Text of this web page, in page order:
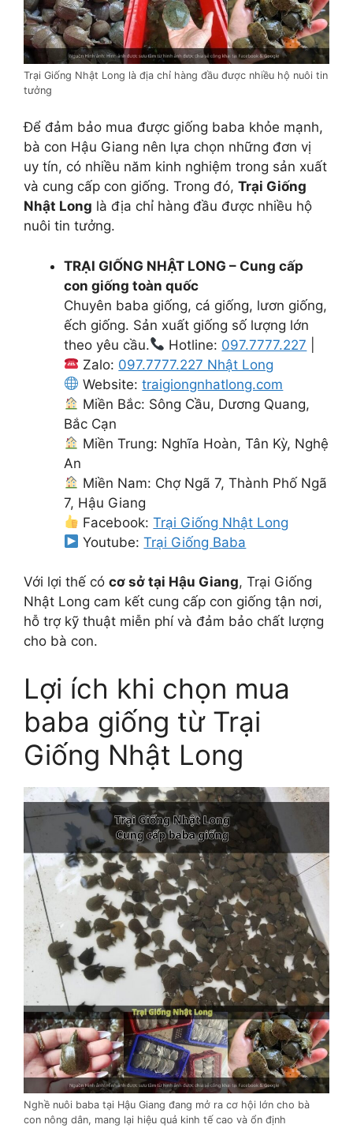
Trại Giống Nhật Long là địa chỉ hàng đầu được nhiều hộ nuôi tin
tưởng
Để đảm bảo mua được giống baba khỏe mạnh,
bà con Hậu Giang nên lựa chọn những đơn vị
uy tín, có nhiều năm kinh nghiệm trong sản xuất
và cung cấp con giống. Trong đó, Trại Giống
Nhật Long là địa chỉ hàng đầu được nhiều hộ
nuôi tin tưởng.
TRẠI GIỐNG NHẬT LONG – Cung cấp
con giống toàn quốc
Chuyên baba giống, cá giống, lươn giống,
ếch giống. Sản xuất giống số lượng lớn
theo yêu cầu.
Hotline: 097.7777.227
Zalo: 097.7777.227 Nhật Long
Website:traigiongnhatlong.com
Miền Bắc: Sông Cầu, Dương Quang,
Bắc Cạn
Miền Trung: Nghĩa Hoàn, Tân Kỳ, Nghệ
An
Miền Nam: Chợ Ngã 7, Thành Phố Ngã
7, Hậu Giang
Facebook:Trại Giống Nhật Long
Youtube:Trại Giống Baba
Với lợi thế có cơ sở tại Hậu Giang, Trại Giống
Nhật Long cam kết cung cấp con giống tận nơi,
hỗ trợ kỹ thuật miễn phí và đảm bảo chất lượng
cho bà con.
Lợi ích khi chọn mua
baba giống từ Trại
Giống Nhật Long
Nghề nuôi baba tại Hậu Giang đang mở ra cơ hội lớn cho bà
con nông dân, mang lại hiệu quả kinh tế cao và ổn định